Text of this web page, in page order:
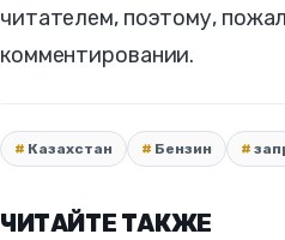
читателем, поэтому,
комментировании.
Казахстан Бензин
ЧИТАЙТЕ ТАКЖЕ